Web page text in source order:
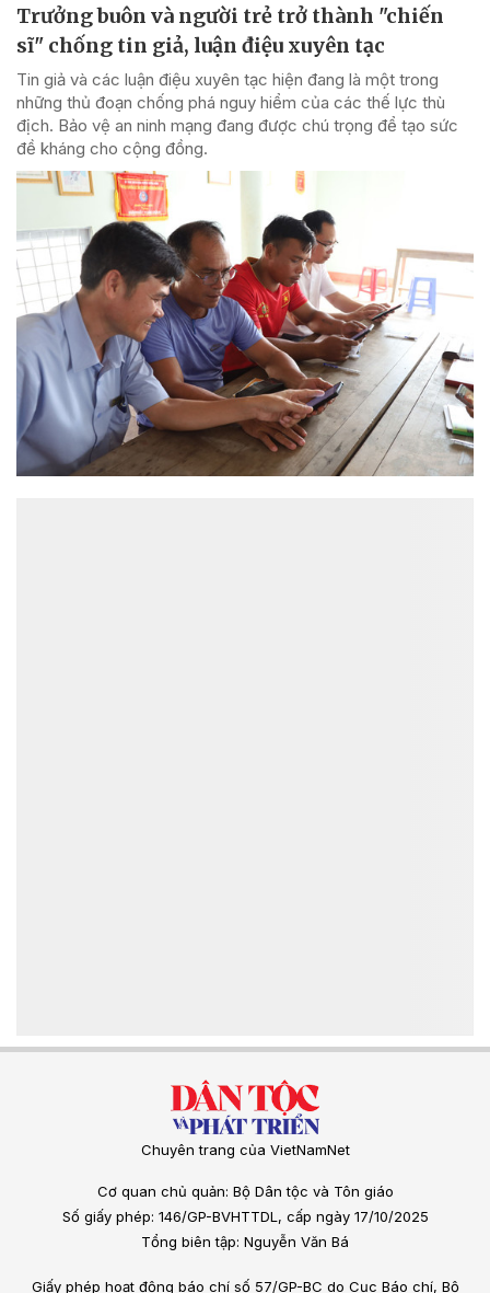
Trưởng buôn và người trẻ trở thành "chiến
sĩ" chống tin giả, luận điệu xuyên tạc
Tin giả và các luận điệu xuyên tạc hiện đang là một trong
những thủ đoạn chống phá nguy hiểm của các thế lực thù
địch. Bảo vệ an ninh mạng đang được chú trọng để tạo sức
đề kháng cho cộng đồng.
Chuyên trang của VietNamNet
Cơ quan chủ quản: Bộ Dân tộc và Tôn giáo
Số giấy phép: 146/GP-BVHTTDL, cấp ngày 17/10/2025
Tổng biên tập: Nguyễn Văn Bá
Giấy phép hoạt động báo chí số 57/GP-BC do Cục Báo chí, Bộ